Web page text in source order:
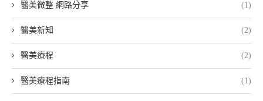
醫美微整 網路分享 (1)
醫美新知 (2)
醫美療程 (2)
醫美療程指南 (1)